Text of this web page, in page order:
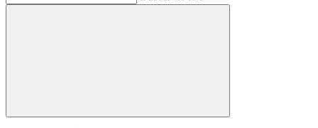
Buscar